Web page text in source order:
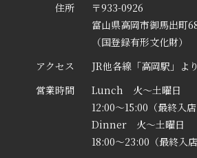
住所
〒933-0926
富山県高岡市御馬出町
（国登録有形文化財）
アクセス
JR他各線「高岡駅」よ
営業時間
Lunch 火～土曜日
12:00～15:00（最終入店
Dinner 火～土曜日
18:00～23:00（最終入店